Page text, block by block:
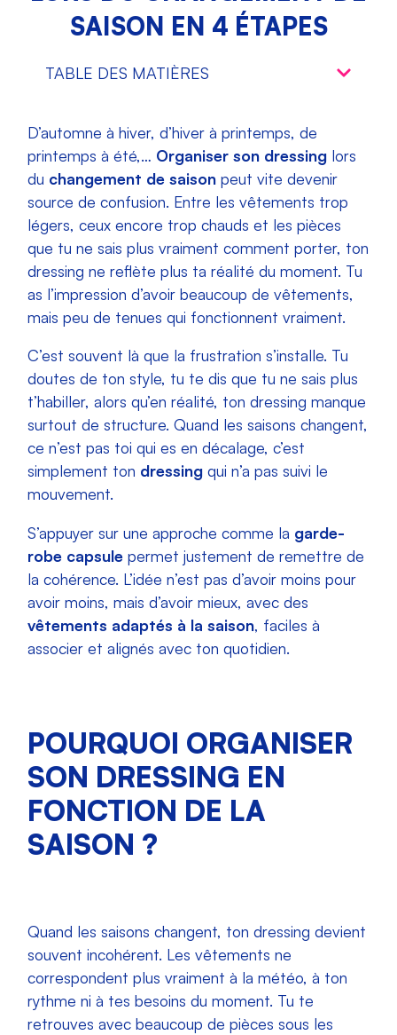
SAISON EN 4 ÉTAPES
TABLE DES MATIÈRES
D’automne à hiver, d’hiver à printemps, de
printemps à été,… Organiser son dressing lors
du changement de saison peut vite devenir
source de confusion. Entre les vêtements trop
légers, ceux encore trop chauds et les pièces
que tu ne sais plus vraiment comment porter, ton
dressing ne reflète plus ta réalité du moment. Tu
as l’impression d’avoir beaucoup de vêtements,
mais peu de tenues qui fonctionnent vraiment.
C’est souvent là que la frustration s’installe. Tu
doutes de ton style, tu te dis que tu ne sais plus
t’habiller, alors qu’en réalité, ton dressing manque
surtout de structure. Quand les saisons changent,
ce n’est pas toi qui es en décalage, c’est
simplement ton dressing qui n’a pas suivi le
mouvement.
S’appuyer sur une approche comme la garde-
robe capsule permet justement de remettre de
la cohérence. L’idée n’est pas d’avoir moins pour
avoir moins, mais d’avoir mieux, avec des
vêtements adaptés à la saison, faciles à
associer et alignés avec ton quotidien.
POURQUOI ORGANISER
SON DRESSING EN
FONCTION DE LA
SAISON ?
Quand les saisons changent, ton dressing devient
souvent incohérent. Les vêtements ne
correspondent plus vraiment à la météo, à ton
rythme ni à tes besoins du moment. Tu te
retrouves avec beaucoup de pièces sous les